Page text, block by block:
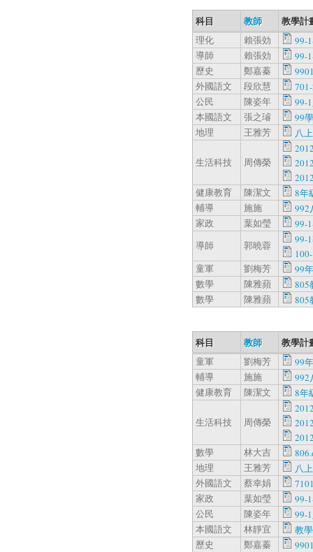
科目 教師 教學計
理化 賴張効
99-
導師
賴張効
99-
歷史
鄭嘉蓁
外國語文
段欣慧
公民
陳姿年
99-
本國語文
張之璿
99
地理
王雅芳 八
生活科技 周傳榮
健康教育
陳潔文
8年
輔導
施施
992
家政
葉如瑩
99-
導師
郭曉蓉
99-
童軍
劉梅芳
99
數學
陳雅蘋
805
數學
陳雅蘋 805
科目 教師 教學計
童軍 劉梅芳
99
輔導
施施
992
健康教育
陳潔文 8年
生活科技 周傳榮
數學
林大吉
地理
王雅芳
八
外國語文
蔡幸娟
家政
葉如瑩
99-
公民
陳姿年
99-
本國語文
林靜宜
教
歷史
鄭嘉蓁